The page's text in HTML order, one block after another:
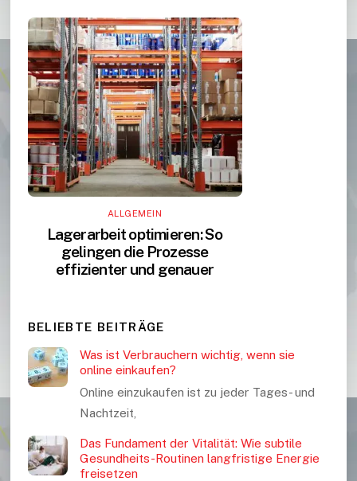
ALLGEMEIN
Lagerarbeit optimieren: So
gelingen die Prozesse
effizienter und genauer
BELIEBTE BEITRÄGE
Was ist Verbrauchern wichtig, wenn sie
online einkaufen?
Online einzukaufen ist zu jeder Tages- und
Nachtzeit,
Das Fundament der Vitalität: Wie subtile
Gesundheits-Routinen langfristige Energie
freisetzen